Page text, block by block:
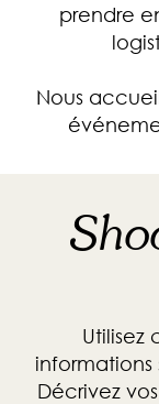
prendre
Nous
Utilisez
informations
Décrivez